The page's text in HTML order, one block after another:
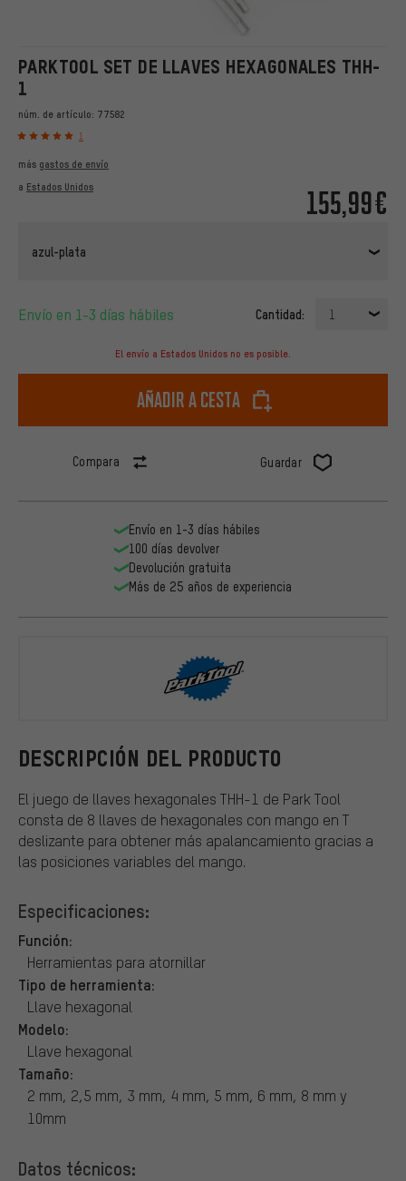
PARKTOOL SET DE LLAVES HEXAGONALES THH-
1
núm. de artículo: 77582
1
155,99€
más gastos de envío
a Estados Unidos
azul-plata
Envío en 1-3 días hábiles Cantidad: 1
El envío a Estados Unidos no es posible.
Añadir a cesta
Compara Guardar
DESCRIPCIÓN DEL PRODUCTO
El juego de llaves hexagonales THH-1 de Park Tool
consta de 8 llaves de hexagonales con mango en T
deslizante para obtener más apalancamiento gracias a
las posiciones variables del mango.
Especificaciones:
Función:
Herramientas para atornillar
Tipo de herramienta:
Llave hexagonal
Modelo:
Llave hexagonal
Tamaño:
2 mm, 2,5 mm, 3 mm, 4 mm, 5 mm, 6 mm, 8 mm y
10mm
Datos técnicos:
Envío en 1-3 días hábiles
100 días devolver
Devolución gratuita
Más de 25 años de experiencia